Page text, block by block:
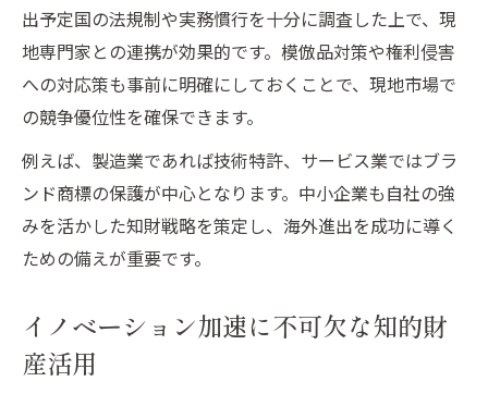
出予定国の法規制や実務慣行を十分に調査した上で、現
地専門家との連携が効果的です。模倣品対策や権利侵害
への対応策も事前に明確にしておくことで、現地市場で
の競争優位性を確保できます。
例えば、製造業であれば技術特許、サービス業ではブラ
ンド商標の保護が中心となります。中小企業も自社の強
みを活かした知財戦略を策定し、海外進出を成功に導く
ための備えが重要です。
イノベーション加速に不可欠な知的財
産活用